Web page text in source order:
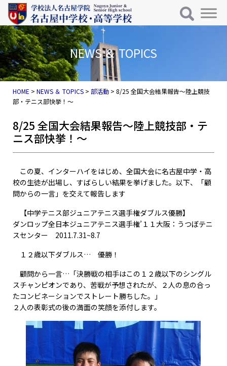
コンテンツへスキップ
メインナビゲーション
NEWS ＆ TOPICS
HOME >NEWS ＆ TOPICS >部活動 > 8/25 全国大会結果報告～陸上競技
部・テニス部快挙！～
8/25 全国大会結果報告～陸上競技部・テ
ニス部快挙！～
この夏、インターハイをはじめ、全国大会に名古屋中学・高
校の生徒が出場し、すばらしい結果を挙げました。以下、「顧
問からの一言」を交えて報告します
【中学テニス部ジュニアテニス選手権ダブルス優勝】
ダンロップ全日本ジュニアテニス選手権’１１大阪：うつぼテニ
スセンター 2011.7.31~8.7
１２歳以下ダブルス… 優勝！
顧問から一言…「決勝戦の相手はこの１２歳以下のシングル
スチャンピオンであり、苦戦が予想されたが、２人の息の合っ
たコンビネーションでストレート勝ちした。」
２人の表彰式の後の満面の笑顔を添付します。